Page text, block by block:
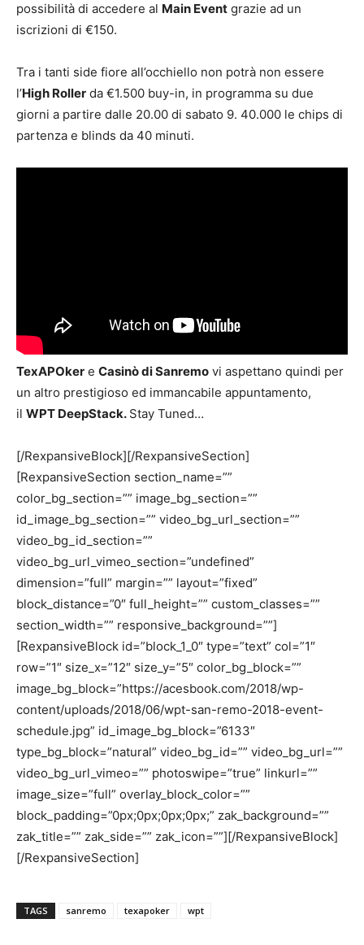
possibilità di accedere al Main Event grazie ad un
iscrizioni di €150.
Tra i tanti side fiore all’occhiello non potrà non essere
l’High Roller da €1.500 buy-in, in programma su due
giorni a partire dalle 20.00 di sabato 9. 40.000 le chips di
partenza e blinds da 40 minuti.
TexAPOker e Casinò di Sanremo vi aspettano quindi per
un altro prestigioso ed immancabile appuntamento,
il WPT DeepStack. Stay Tuned…
[/RexpansiveBlock][/RexpansiveSection]
[RexpansiveSection section_name=””
color_bg_section=”” image_bg_section=””
id_image_bg_section=”” video_bg_url_section=””
video_bg_id_section=””
video_bg_url_vimeo_section=”undefined”
dimension=”full” margin=”” layout=”fixed”
block_distance=”0″ full_height=”” custom_classes=””
section_width=”” responsive_background=””]
[RexpansiveBlock id=”block_1_0″ type=”text” col=”1″
row=”1″ size_x=”12″ size_y=”5″ color_bg_block=””
image_bg_block=”https://acesbook.com/2018/wp-
content/uploads/2018/06/wpt-san-remo-2018-event-
schedule.jpg” id_image_bg_block=”6133″
type_bg_block=”natural” video_bg_id=”” video_bg_url=””
video_bg_url_vimeo=”” photoswipe=”true” linkurl=””
image_size=”full” overlay_block_color=””
block_padding=”0px;0px;0px;0px;” zak_background=””
zak_title=”” zak_side=”” zak_icon=””][/RexpansiveBlock]
[/RexpansiveSection]
TAGS sanremo texapoker wpt